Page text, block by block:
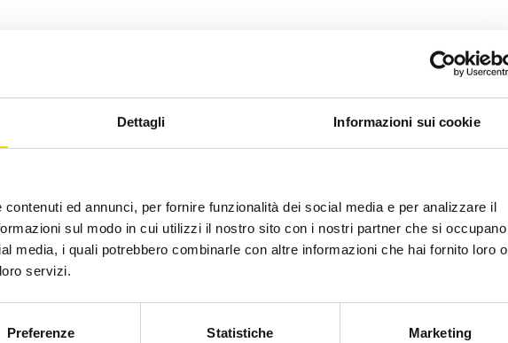
Dettagli Informazioni sui cookie
ed annunci, per fornire funzionalità dei social media e per analizzare il
sul modo in cui utilizzi il nostro sito con i nostri partner che si occupano
media, i quali potrebbero combinarle con altre informazioni che hai fornito loro o
servizi.
Preferenze Statistiche Marketing